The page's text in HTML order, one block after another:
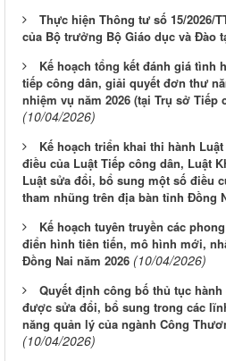
Thực hiện Thông tư số 15/2026/
của Bộ trưởng Bộ Giáo dục và Đào
Kế hoạch tổng kết đánh giá tình
tiếp công dân, giải quyết đơn thư
nhiệm vụ năm 2026 (tại Trụ sở Tiếp
(10/04/2026)
Kế hoạch triển khai thi hành
điều của Luật Tiếp công dân, Luật
Luật sửa đổi, bổ sung một số điều
tham nhũng trên địa bàn tỉnh Đồng
Kế hoạch tuyên truyền các
điển hình tiên tiến, mô hình mới,
Đồng Nai năm 2026 (10/04/2026)
Quyết định công bố thủ tục
được sửa đổi, bổ sung trong các
năng quản lý của ngành Công
(10/04/2026)